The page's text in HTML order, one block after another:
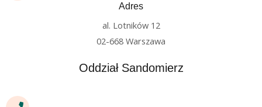
Adres
al. Lotników 12
02-668 Warszawa
Oddział Sandomierz